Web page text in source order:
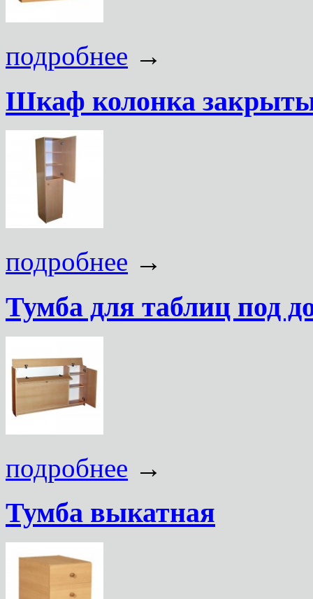
подробнее →
Шкаф колонка
подробнее →
Тумба для таблиц под
подробнее →
Тумба выкатная